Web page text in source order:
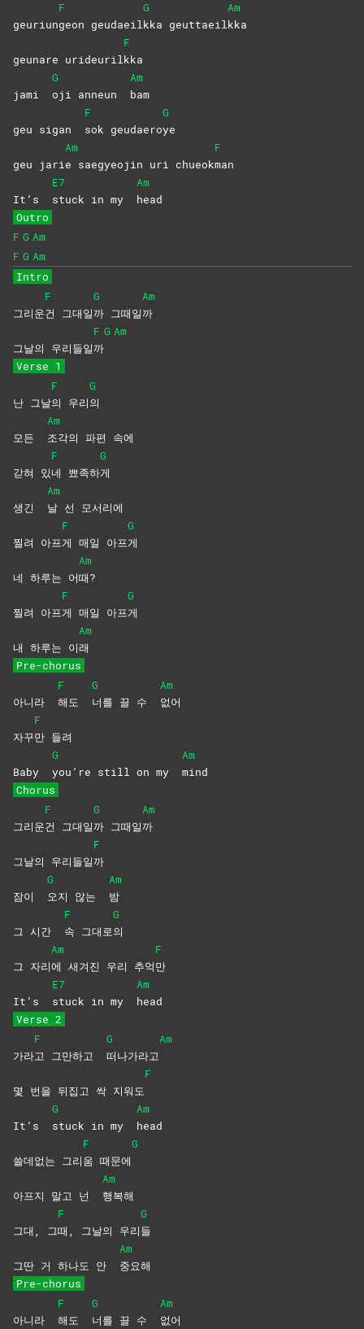
geuriun
F
geon geudaeil
G
kka geuttaeil
Am
kka
geunare urideuril
F
kka
jami
G
oji anneun
Am
bam
geu sigan
F
sok geudaero
G
ye
geu jari
Am
e saegyeojin uri chueok
F
man
It’s
E7
stuck in my
Am
head
Outro
F G Am
F G Am
Intro
그리운
F
건 그대일
G
까 그때일
Am
까
그날의 우리들일
F
까
G Am
Verse 1
난 그날
F
의 우리
G
의
모든
Am
조각의 파편 속에
갇혀 있
F
네 뾰족하
G
게
생긴
Am
날 선 모서리에
찔려 아프
F
게 매일 아프
G
게
네 하루는 어
Am
때?
찔려 아프
F
게 매일 아프
G
게
내 하루는 이
Am
래
Pre-chorus
아니라
F
해도
G
너를 끌 수
Am
없어
자꾸
F
만 들려
Baby
G
you’re still on my
Am
mind
Chorus
그리운
F
건 그대일
G
까 그때일
Am
까
그날의 우리들일
F
까
잠이
G
오지 않는
Am
밤
그 시간
F
속 그대로
G
의
그 자리
Am
에 새겨진 우리 추억
F
만
It’s
E7
stuck in my
Am
head
Verse 2
가라
F
고 그만하고
G
떠나가라고
Am
몇 번을 뒤집고 싹 지워도
F
It’s
G
stuck in my
Am
head
쓸데없는 그리
F
움 때문에
G
아프지 말고 넌
Am
행복해
그대, 그
F
때, 그날의 우리
G
들
그딴 거 하나도 안
Am
중요해
Pre-chorus
아니라
F
해도
G
너를 끌 수
Am
없어